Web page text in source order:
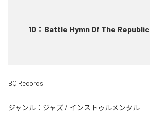
10 ： Battle Hymn Of The Republic
BQ Records
ジャンル： ジャズ / インストゥルメンタル